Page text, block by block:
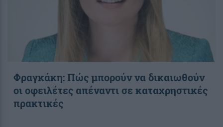
Φραγκάκη: Πώς μπορούν να δικαιωθούν
οι οφειλέτες απέναντι σε καταχρηστικές
πρακτικές